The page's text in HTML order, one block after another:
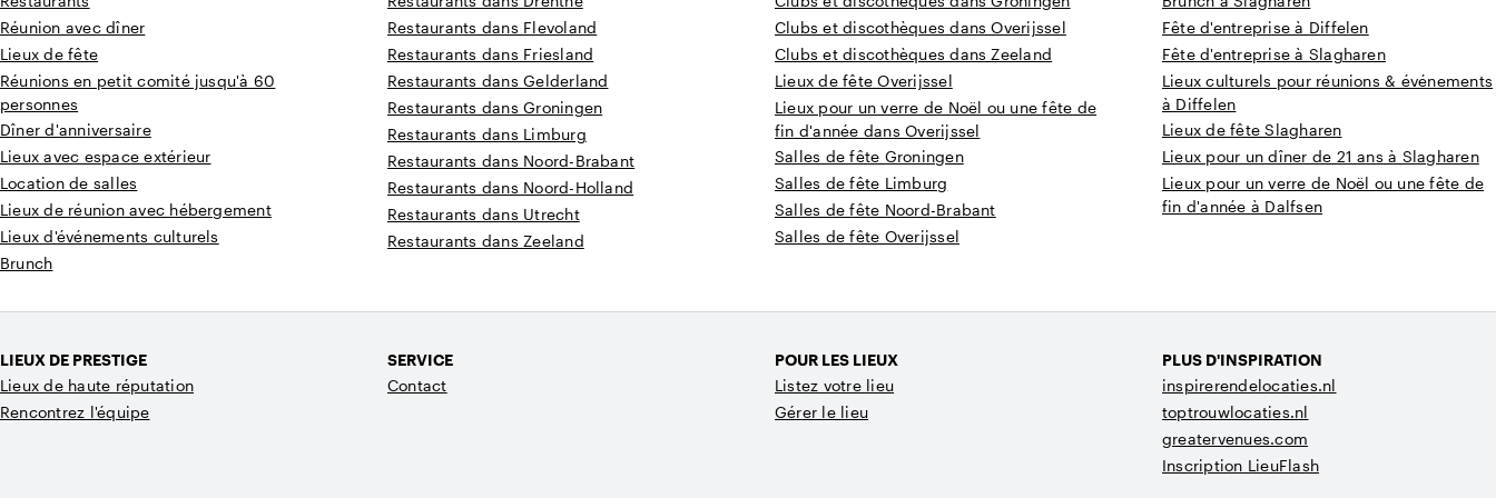
Réunion avec dîner
Lieux de fête
Réunions en petit comité jusqu'à 60
personnes
Dîner d'anniversaire
Lieux avec espace extérieur
Location de salles
Lieux de réunion avec hébergement
Lieux d'événements culturels
Brunch
Restaurants dans Flevoland
Restaurants dans Friesland
Restaurants dans Gelderland
Restaurants dans Groningen
Restaurants dans Limburg
Restaurants dans Noord-Brabant
Restaurants dans Noord-Holland
Restaurants dans Utrecht
Restaurants dans Zeeland
Clubs et discothèques dans Overijssel
Clubs et discothèques dans Zeeland
Lieux de fête Overijssel
Lieux pour un verre de Noël ou une fête de
fin d'année dans Overijssel
Salles de fête Groningen
Salles de fête Limburg
Salles de fête Noord-Brabant
Salles de fête Overijssel
Fête d'entreprise à Diffelen
Fête d'entreprise à Slagharen
Lieux culturels pour réunions & événements
à Diffelen
Lieux de fête Slagharen
Lieux pour un dîner de 21 ans à Slagharen
Lieux pour un verre de Noël ou une fête de
fin d'année à Dalfsen
LIEUX DE PRESTIGE
Lieux de haute réputation
Rencontrez l'équipe
SERVICE
Contact
POUR LES LIEUX
Listez votre lieu
Gérer le lieu
PLUS D'INSPIRATION
inspirerendelocaties.nl
toptrouwlocaties.nl
greatervenues.com
Inscription LieuFlash